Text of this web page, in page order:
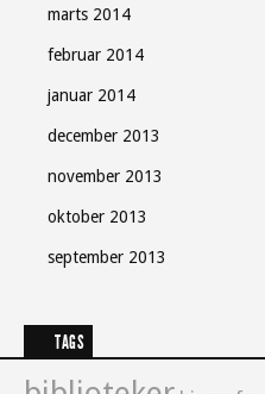
marts 2014
februar 2014
januar 2014
december 2013
november 2013
oktober 2013
september 2013
TAGS